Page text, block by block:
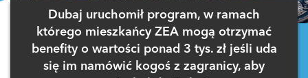
Dubaj uruchomił program, w ramach
którego mieszkańcy ZEA mogą otrzymać
benefity o wartości ponad 3 tys. zł jeśli uda
się im namówić kogoś z zagranicy, aby